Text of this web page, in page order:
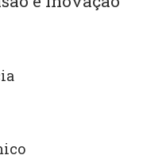
(ODS)